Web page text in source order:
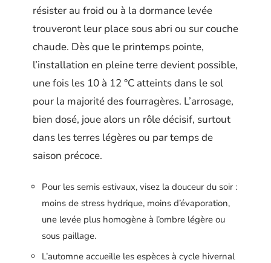
résister au froid ou à la dormance levée
trouveront leur place sous abri ou sur couche
chaude. Dès que le printemps pointe,
l’installation en pleine terre devient possible,
une fois les 10 à 12 °C atteints dans le sol
pour la majorité des fourragères. L’arrosage,
bien dosé, joue alors un rôle décisif, surtout
dans les terres légères ou par temps de
saison précoce.
Pour les semis estivaux, visez la douceur du soir :
moins de stress hydrique, moins d’évaporation,
une levée plus homogène à l’ombre légère ou
sous paillage.
L’automne accueille les espèces à cycle hivernal